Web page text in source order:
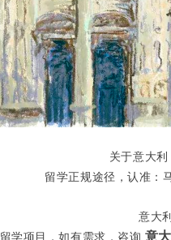
关于意大
留学正规途径，认准：
意大
留学项目，如有需求，咨询 意